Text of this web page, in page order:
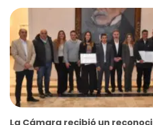
La Cámara recibió un